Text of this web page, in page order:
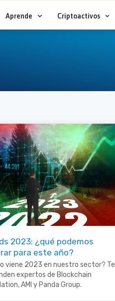
Aprende Criptoactivos
2023: ¿qué podemos
para este año?
viene 2023 en nuestro sector? Te
expertos de Blockchain
AMI y Panda Group.